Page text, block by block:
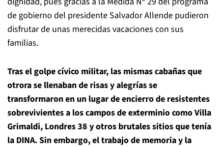
de gobierno del presidente Salvador Allende pudieron
disfrutar de unas merecidas vacaciones con sus
familias.
Tras el golpe cívico militar, las mismas cabañas que
otrora se llenaban de risas y alegrías se
transformaron en un lugar de encierro de resistentes
sobrevivientes a los campos de exterminio como Villa
Grimaldi, Londres 38 y otros brutales sitios que tenía
la DINA.Sin embargo, el trabajo de memoria y la